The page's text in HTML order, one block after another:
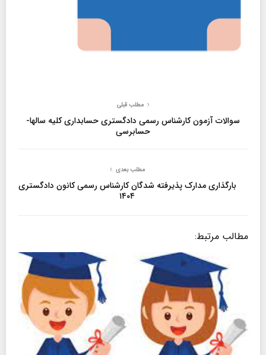
مطلب قبلی
سوالات آزمون کارشناس رسمی دادگستری حسابداری کلیه سالها-
حسابرسی
مطلب بعدی
بارگذاری مدارک پذیرفته شدگان کارشناس رسمی کانون دادگستری
۱۴۰۴
مطالب مرتبط: